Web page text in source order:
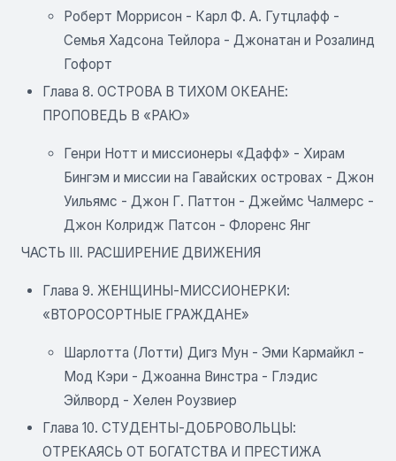
Роберт Моррисон - Карл Ф. А. Гутцлафф -
Семья Хадсона Тейлора - Джонатан и Розалинд
Гофорт
Глава 8. ОСТРОВА В ТИХОМ ОКЕАНЕ:
ПРОПОВЕДЬ В «РАЮ»
Генри Нотт и миссионеры «Дафф» - Хирам
Бингэм и миссии на Гавайских островах - Джон
Уильямс - Джон Г. Паттон - Джеймс Чалмерс -
Джон Колридж Патсон - Флоренс Янг
ЧАСТЬ III. РАСШИРЕНИЕ ДВИЖЕНИЯ
Глава 9. ЖЕНЩИНЫ-МИССИОНЕРКИ:
«ВТОРОСОРТНЫЕ ГРАЖДАНЕ»
Шарлотта (Лотти) Дигз Мун - Эми Кармайкл -
Мод Кэри - Джоанна Винстра - Глэдис
Эйлворд - Хелен Роузвиер
Глава 10. СТУДЕНТЫ-ДОБРОВОЛЬЦЫ:
ОТРЕКАЯСЬ ОТ БОГАТСТВА И ПРЕСТИЖА